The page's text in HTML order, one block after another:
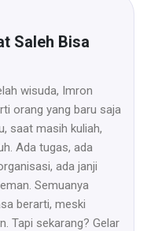
Saleh Bisa
wisuda, Imron
orang yang baru saja
saat masih kuliah,
Ada tugas, ada
ada janji
Semuanya
berarti, meski
Tapi sekarang? Gelar